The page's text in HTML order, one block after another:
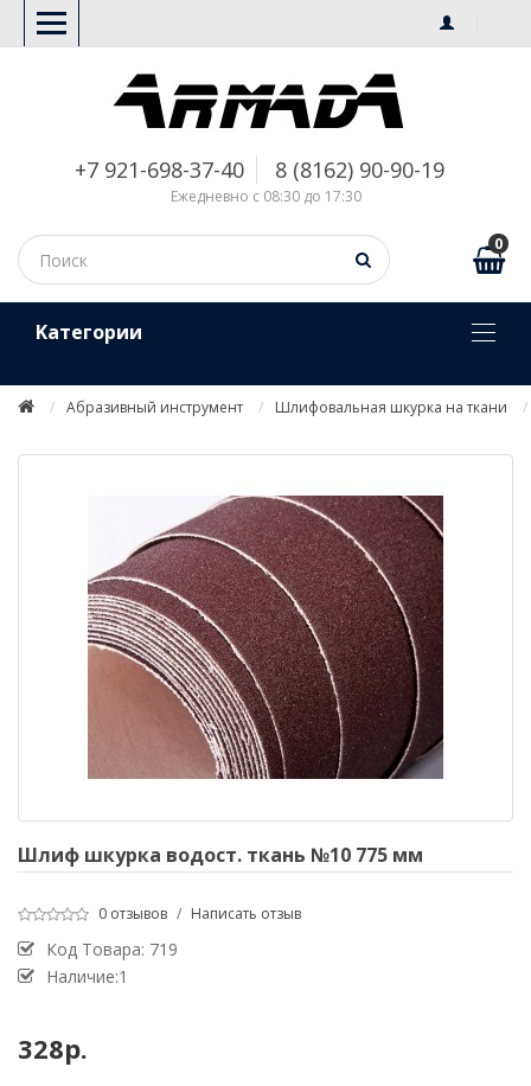
+7 921-698-37-40 8 (8162) 90-90-19
Ежедневно с 08:30 до 17:30
0
Kатегории
Абразивный инструмент Шлифовальная шкурка на ткани
Шлиф шкурка водост. ткань №10 775 мм
0 отзывов / Написать отзыв
Код Товара: 719
Наличие:1
328р.